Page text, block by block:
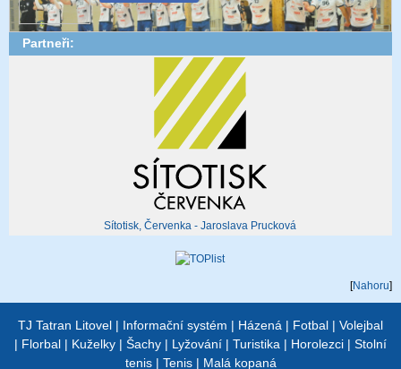
Partneři:
Sítotisk, Červenka - Jaroslava Prucková
[Nahoru]
TJ Tatran Litovel | Informační systém | Házená | Fotbal | Volejbal
| Florbal | Kuželky | Šachy | Lyžování | Turistika | Horolezci | Stolní
tenis| Tenis| Malá kopaná